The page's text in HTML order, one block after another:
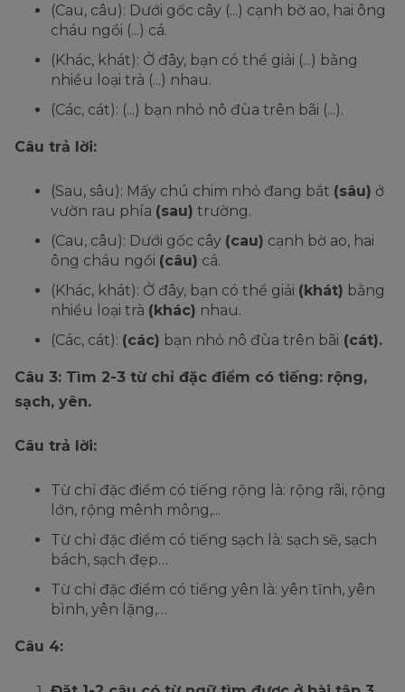
(Cau, câu): Dưới gốc cây (...) cạnh bờ ao, hai ông
cháu ngồi (...) cá.
(Khác, khát): Ở đây, bạn có thể giải (...) bằng
nhiều loại trà (...) nhau.
(Các, cát): (...) bạn nhỏ nô đùa trên bãi (...).
Câu trả lời:
(Sau, sâu): Mấy chú chim nhỏ đang bắt (sâu) ở
vườn rau phía (sau) trường.
(Cau, câu): Dưới gốc cây (cau) cạnh bờ ao, hai
ông cháu ngồi (câu) cá.
(Khác, khát): Ở đây, bạn có thể giải (khát) bằng
nhiều loại trà (khác) nhau.
(Các, cát): (các) bạn nhỏ nô đùa trên bãi (cát).
Câu 3: Tìm 2-3 từ chỉ đặc điểm có tiếng: rộng,
sạch, yên.
Câu trả lời:
Từ chỉ đặc điểm có tiếng rộng là: rộng rãi, rộng
lớn, rộng mênh mông,...
Từ chỉ đặc điểm có tiếng sạch là: sạch sẽ, sạch
bách, sạch đẹp…
Từ chỉ đặc điểm có tiếng yên là: yên tĩnh, yên
bình, yên lặng,…
Câu 4: